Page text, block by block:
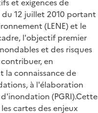
12 juillet 2010 portant
(LENE) et le
l'objectif premier
et des risques
en
la connaissance de
à l'élaboration
(PGRI).Cette
cartes des enjeux